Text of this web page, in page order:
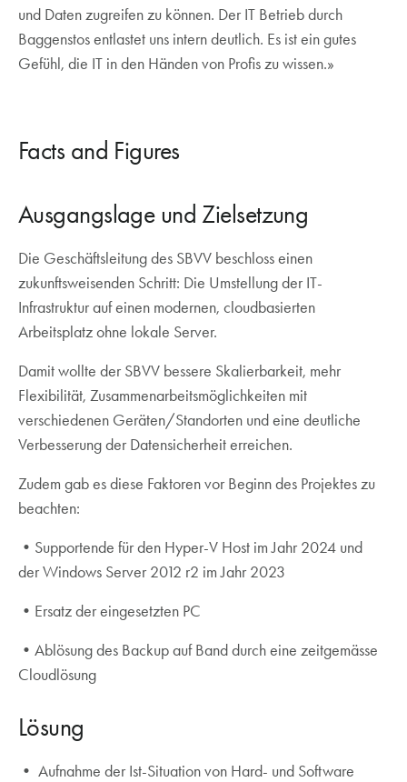
und Daten zugreifen zu können. Der IT Betrieb durch
Baggenstos entlastet uns intern deutlich. Es ist ein gutes
Gefühl, die IT in den Händen von Profis zu wissen.»
Facts and Figures
Ausgangslage und Zielsetzung
Die Geschäftsleitung des SBVV beschloss einen
zukunftsweisenden Schritt: Die Umstellung der IT-
Infrastruktur auf einen modernen, cloudbasierten
Arbeitsplatz ohne lokale Server.
Damit wollte der SBVV bessere Skalierbarkeit, mehr
Flexibilität, Zusammenarbeitsmöglichkeiten mit
verschiedenen Geräten/Standorten und eine deutliche
Verbesserung der Datensicherheit erreichen.
Zudem gab es diese Faktoren vor Beginn des Projektes zu
beachten:
•Supportende für den Hyper-V Host im Jahr 2024 und
der Windows Server 2012 r2 im Jahr 2023
•Ersatz der eingesetzten PC
•Ablösung des Backup auf Band durch eine zeitgemässe
Cloudlösung
Lösung
• Aufnahme der Ist-Situation von Hard- und Software